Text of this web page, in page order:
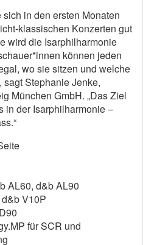
in den ersten Monaten
klassischen Konzerten gut
wird die Isarphilharmonie
können jeden
wo sie sitzen und welche
sagt Stephanie Jenke,
München GmbH. „Das Ziel
in der Isarphilharmonie –
AL60, d&b AL90
V10P
für SCR und